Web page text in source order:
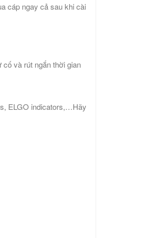
cáp ngay cả sau khi cài
và rút ngắn thời gian
ELGO indicators,…Hãy